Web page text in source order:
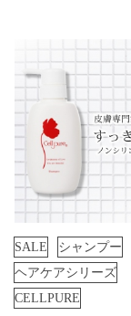
SALE
シャンプー
ヘアケアシリーズ
CELLPURE